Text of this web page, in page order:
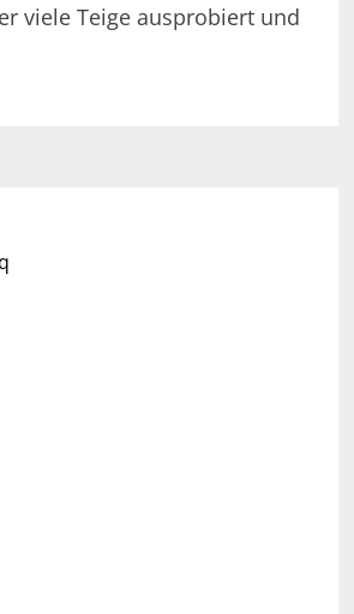
viele Teige ausprobiert und